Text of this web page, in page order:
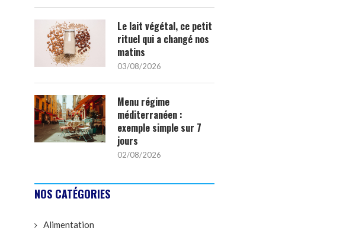
Le lait végétal, ce petit
rituel qui a changé nos
matins
03/08/2026
Menu régime
méditerranéen :
exemple simple sur 7
jours
02/08/2026
NOS CATÉGORIES
Alimentation